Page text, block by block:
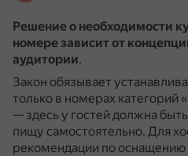
Решение о необходимости
номере зависит от
аудитории.
Закон обязывает
только в номерах категорий
— здесь у гостей должна
пищу самостоятельно. Для
рекомендации по оснащению